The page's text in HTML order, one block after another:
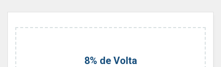
8% de Volta